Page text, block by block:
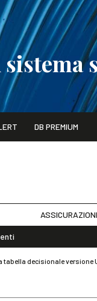
/ 1° Ottobre
DB PREMIUM
tabella decisionale versione